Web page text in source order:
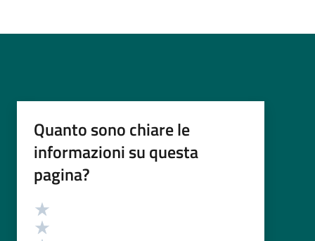
Quanto sono chiare le
informazioni su questa
pagina?
Valutazione